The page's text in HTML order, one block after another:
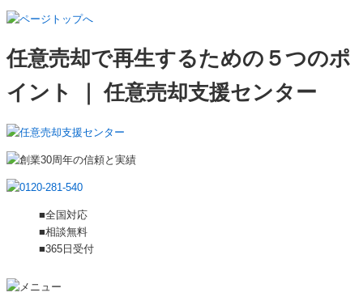
任意売却で再生するための５つのポ
イント ｜ 任意売却支援センター
■全国対応
■相談無料
■365日受付